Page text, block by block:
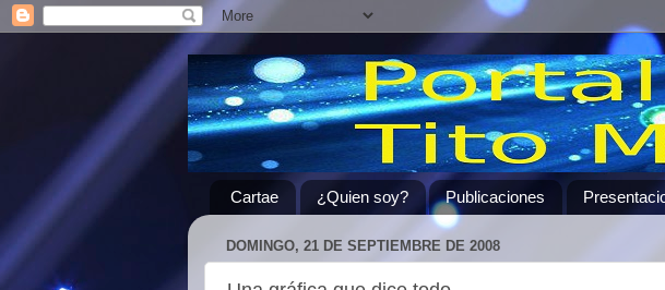
Cartae ¿Quien soy? Publicaciones
DOMINGO, 21 DE SEPTIEMBRE DE 2008